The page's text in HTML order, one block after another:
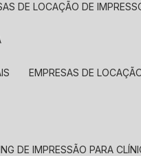
DE LOCAÇÃO DE
EMPRESAS DE
DE IMPRESSÃO PARA